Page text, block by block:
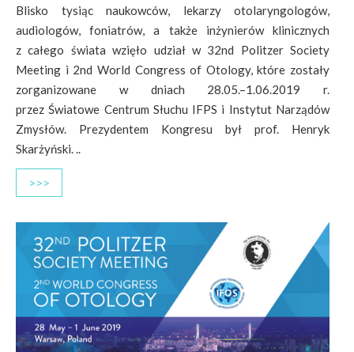
Blisko tysiąc naukowców, lekarzy otolaryngologów,
audiologów, foniatrów, a także inżynierów klinicznych
z całego świata wzięło udział w 32nd Politzer Society
Meeting i 2nd World Congress of Otology, które zostały
zorganizowane w dniach 28.05.–1.06.2019 r.
przez Światowe Centrum Słuchu IFPS i Instytut Narządów
Zmysłów. Prezydentem Kongresu był prof. Henryk
Skarżyński. ..
>>>